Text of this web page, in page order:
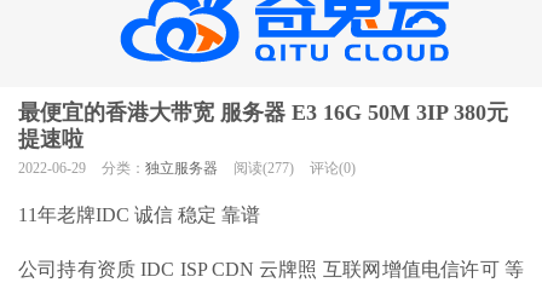
最便宜的香港大带宽 服务器 E3 16G 50M 3IP 380元
提速啦
2022-06-29 分类： 独立服务器 阅读(277) 评论(0)
11年老牌IDC 诚信 稳定 靠谱
公司持有资质 IDC ISP CDN 云牌照 互联网增值电信许可 等